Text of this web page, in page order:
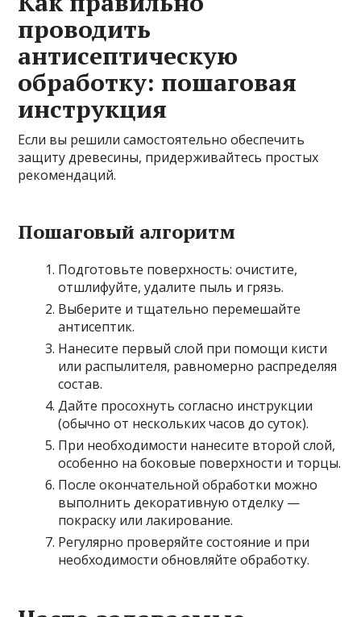
проводить
антисептическую
обработку: пошаговая
инструкция
Если вы решили самостоятельно обеспечить
защиту древесины, придерживайтесь простых
рекомендаций.
Пошаговый алгоритм
Подготовьте поверхность: очистите,
отшлифуйте, удалите пыль и грязь.
Выберите и тщательно перемешайте
антисептик.
Нанесите первый слой при помощи кисти
или распылителя, равномерно распределяя
состав.
Дайте просохнуть согласно инструкции
(обычно от нескольких часов до суток).
При необходимости нанесите второй слой,
особенно на боковые поверхности и торцы.
После окончательной обработки можно
выполнить декоративную отделку —
покраску или лакирование.
Регулярно проверяйте состояние и при
необходимости обновляйте обработку.